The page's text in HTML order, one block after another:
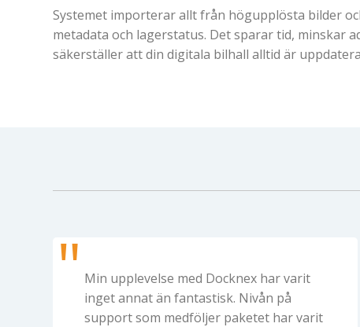
Systemet importerar allt från högupplösta bilder
metadata och lagerstatus. Det sparar tid, minskar
säkerställer att din digitala bilhall alltid är
Min upplevelse med Docknex har varit
inget annat än fantastisk. Nivån på
support som medföljer paketet har varit